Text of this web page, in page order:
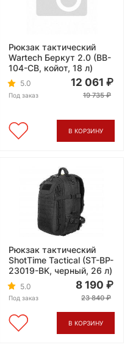
Рюкзак тактический
Wartech Беркут 2.0 (BB-
104-CB, койот, 18 л)
5.0
Под заказ
12 061
19 735
В КОРЗИНУ
Рюкзак тактический
ShotTime Tactical (ST-BP-
23019-BK, черный, 26 л)
5.0
Под заказ
8 190
23 840
В КОРЗИНУ